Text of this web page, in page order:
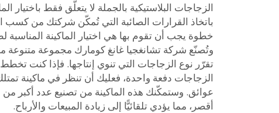
الزجاجات البلاستيكية بالجملة لا يتعلّق فقط باختيار
باتخاذ القرارات الصائبة التي تُمكّن شركتك من كسب
خطوة يجب أن تقوم بها هي اختيار الماكينة المناسبة
وتُصنّع شركة تشانغجيا غانغ كومارك مجموعة متنوعة
تقرّر نوع الزجاجات التي تنوي إنتاجها. فإذا كنت
الزجاجات دفعة واحدة، فعليك أن تنظر في ماكينة
عوائق. وستمكّنك هذه الماكينة من تصنيع عدد أكبر
أقصر، مما يؤدي تلقائيًّا إلى زيادة المبيعات والأرباح.